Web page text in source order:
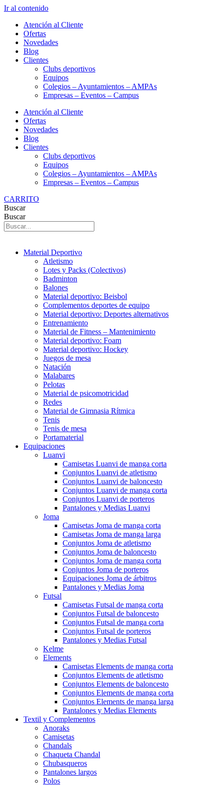
Ir al contenido
Atención al Cliente
Ofertas
Novedades
Blog
Clientes
Clubs deportivos
Equipos
Colegios – Ayuntamientos – AMPAs
Empresas – Eventos – Campus
Atención al Cliente
Ofertas
Novedades
Blog
Clientes
Clubs deportivos
Equipos
Colegios – Ayuntamientos – AMPAs
Empresas – Eventos – Campus
CARRITO
Buscar
Buscar
Material Deportivo
Atletismo
Lotes y Packs (Colectivos)
Badminton
Balones
Material deportivo: Beisbol
Complementos deportes de equipo
Material deportivo: Deportes alternativos
Entrenamiento
Material de Fitness – Mantenimiento
Material deportivo: Foam
Material deportivo: Hockey
Juegos de mesa
Natación
Malabares
Pelotas
Material de psicomotricidad
Redes
Material de Gimnasia Rítmica
Tenis
Tenis de mesa
Portamaterial
Equipaciones
Luanvi
Camisetas Luanvi de manga corta
Conjuntos Luanvi de atletismo
Conjuntos Luanvi de baloncesto
Conjuntos Luanvi de manga corta
Conjuntos Luanvi de porteros
Pantalones y Medias Luanvi
Joma
Camisetas Joma de manga corta
Camisetas Joma de manga larga
Conjuntos Joma de atletismo
Conjuntos Joma de baloncesto
Conjuntos Joma de manga corta
Conjuntos Joma de porteros
Equipaciones Joma de árbitros
Pantalones y Medias Joma
Futsal
Camisetas Futsal de manga corta
Conjuntos Futsal de baloncesto
Conjuntos Futsal de manga corta
Conjuntos Futsal de porteros
Pantalones y Medias Futsal
Kelme
Elements
Camisetas Elements de manga corta
Conjuntos Elements de atletismo
Conjuntos Elements de baloncesto
Conjuntos Elements de manga corta
Conjuntos Elements de manga larga
Pantalones y Medias Elements
Textil y Complementos
Anoraks
Camisetas
Chandals
Chaqueta Chandal
Chubasqueros
Pantalones largos
Polos